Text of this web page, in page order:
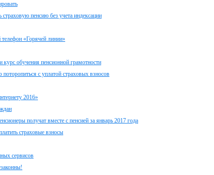
пенсию без учета индексации
«Горячей линии»
обучения пенсионной грамотности
с уплатой страховых взносов
2016»
получат вместе с пенсией за январь 2017 года
страховые взносы
сервисов